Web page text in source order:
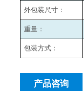
外包装尺寸：
重量：
包装方式：
产品咨询